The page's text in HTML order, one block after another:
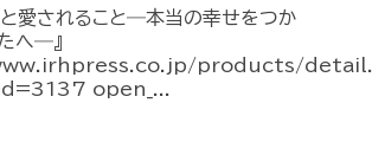
と愛されること―本当の幸せをつか
へ―』
products/
open_...